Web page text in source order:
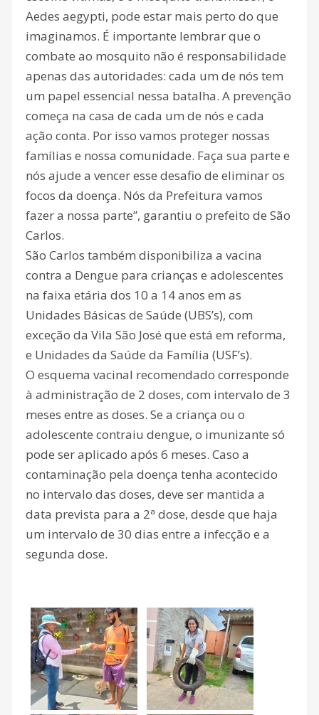
Aedes aegypti, pode estar mais perto do que
imaginamos. É importante lembrar que o
combate ao mosquito não é responsabilidade
apenas das autoridades: cada um de nós tem
um papel essencial nessa batalha. A prevenção
começa na casa de cada um de nós e cada
ação conta. Por isso vamos proteger nossas
famílias e nossa comunidade. Faça sua parte e
nós ajude a vencer esse desafio de eliminar os
focos da doença. Nós da Prefeitura vamos
fazer a nossa parte”, garantiu o prefeito de São
Carlos.
São Carlos também disponibiliza a vacina
contra a Dengue para crianças e adolescentes
na faixa etária dos 10 a 14 anos em as
Unidades Básicas de Saúde (UBS’s), com
exceção da Vila São José que está em reforma,
e Unidades da Saúde da Família (USF’s).
O esquema vacinal recomendado corresponde
à administração de 2 doses, com intervalo de 3
meses entre as doses. Se a criança ou o
adolescente contraiu dengue, o imunizante só
pode ser aplicado após 6 meses. Caso a
contaminação pela doença tenha acontecido
no intervalo das doses, deve ser mantida a
data prevista para a 2ª dose, desde que haja
um intervalo de 30 dias entre a infecção e a
segunda dose.